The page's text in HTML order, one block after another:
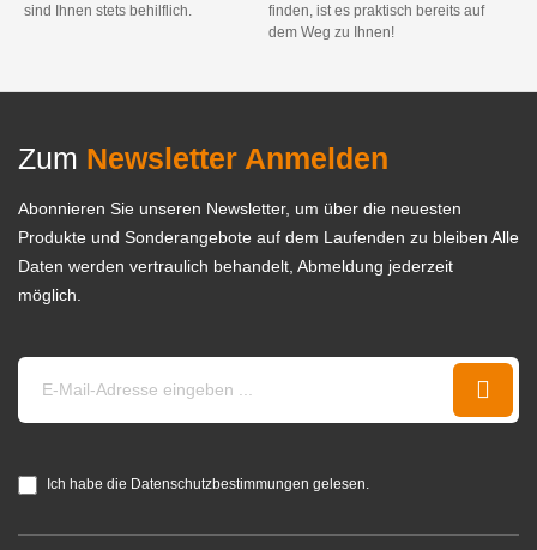
sind Ihnen stets behilflich.
finden, ist es praktisch bereits auf
dem Weg zu Ihnen!
Zum Newsletter Anmelden
Abonnieren Sie unseren Newsletter, um über die neuesten
Produkte und Sonderangebote auf dem Laufenden zu bleiben Alle
Daten werden vertraulich behandelt, Abmeldung jederzeit
möglich.
Ich habe die Datenschutzbestimmungen gelesen.